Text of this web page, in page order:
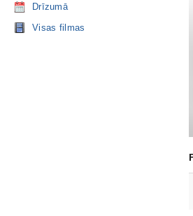
Drīzumā
Visas filmas